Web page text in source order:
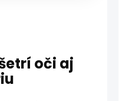
oči aj